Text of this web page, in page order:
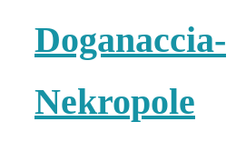
Doganaccia-
Nekropole18